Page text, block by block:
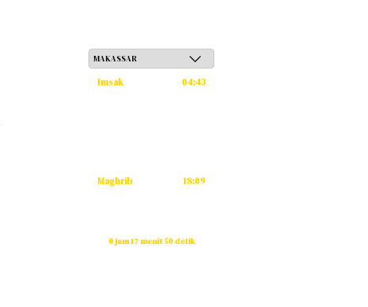
Imsak 04:43
Maghrib 18:09
0 jam 17 menit 50 detik